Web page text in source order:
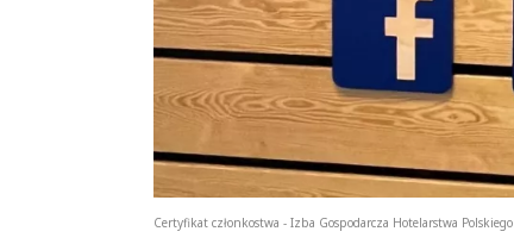
Certyfikat członkostwa - Izba Gospodarcza Hotelarstwa Polskiego